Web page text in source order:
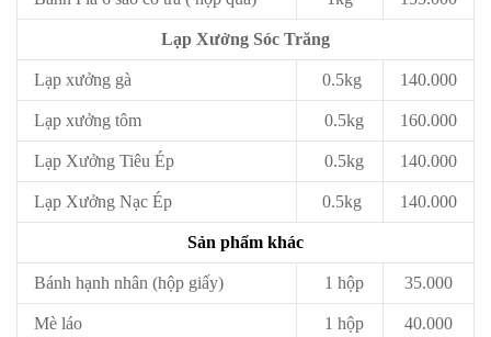
Lạp Xưởng Sóc Trăng
Lạp xưởng gà 0.5kg 140.000
Lạp xưởng tôm 0.5kg 160.000
Lạp Xưởng Tiêu Ép 0.5kg 140.000
Lạp Xưởng Nạc Ép 0.5kg 140.000
Sản phẩm khác
Bánh hạnh nhân (hộp giấy) 1 hộp 35.000
Mè láo 1 hộp 40.000